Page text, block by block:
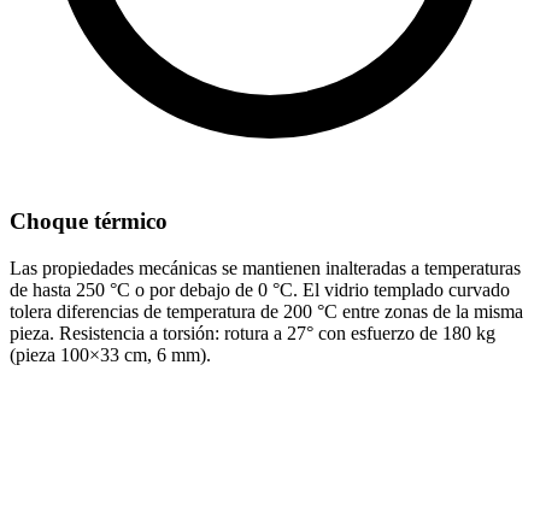
Choque térmico
Las propiedades mecánicas se mantienen inalteradas a temperaturas
de hasta 250 °C o por debajo de 0 °C. El vidrio templado curvado
tolera diferencias de temperatura de 200 °C entre zonas de la misma
pieza. Resistencia a torsión: rotura a 27° con esfuerzo de 180 kg
(pieza 100×33 cm, 6 mm).